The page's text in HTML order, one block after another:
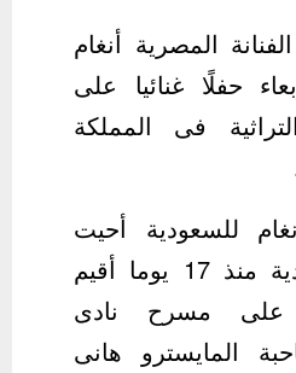
المصرية أنغام
حفلًا غنائيا على
فى المملكة
للسعودية أحيت
حفل في السعودية منذ 17 يوما أقيم
على مسرح نادى
المايسترو هانى